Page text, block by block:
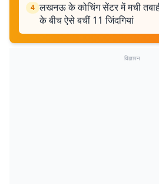
4 लखनऊ के कोचिंग सेंटर में मची
के बीच ऐसे बचीं 11 जिंदगियां
विज्ञापन